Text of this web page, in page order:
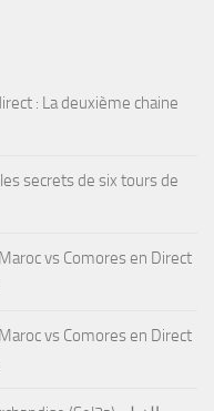
: La deuxième chaine
secrets de six tours de
vs Comores en Direct
vs Comores en Direct